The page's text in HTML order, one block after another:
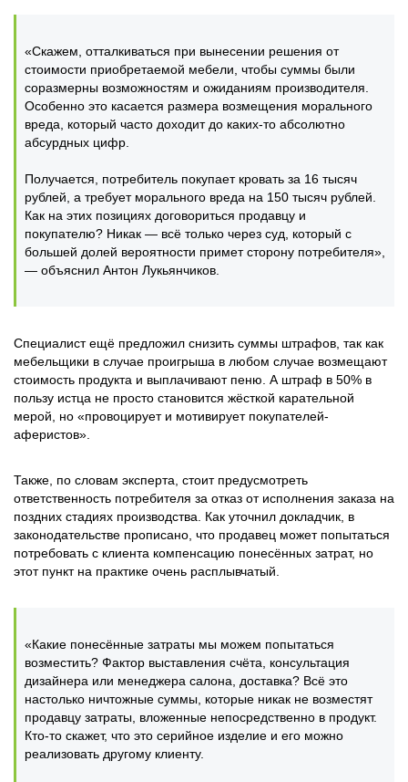
«Скажем, отталкиваться при вынесении решения от
стоимости приобретаемой мебели, чтобы суммы были
соразмерны возможностям и ожиданиям производителя.
Особенно это касается размера возмещения морального
вреда, который часто доходит до каких-то абсолютно
абсурдных цифр.
Получается, потребитель покупает кровать за 16 тысяч
рублей, а требует морального вреда на 150 тысяч рублей.
Как на этих позициях договориться продавцу и
покупателю? Никак — всё только через суд, который с
большей долей вероятности примет сторону потребителя»,
— объяснил Антон Лукьянчиков.
Специалист ещё предложил снизить суммы штрафов, так как
мебельщики в случае проигрыша в любом случае возмещают
стоимость продукта и выплачивают пеню. А штраф в 50% в
пользу истца не просто становится жёсткой карательной
мерой, но «провоцирует и мотивирует покупателей-
аферистов».
Также, по словам эксперта, стоит предусмотреть
ответственность потребителя за отказ от исполнения заказа на
поздних стадиях производства. Как уточнил докладчик, в
законодательстве прописано, что продавец может попытаться
потребовать с клиента компенсацию понесённых затрат, но
этот пункт на практике очень расплывчатый.
«Какие понесённые затраты мы можем попытаться
возместить? Фактор выставления счёта, консультация
дизайнера или менеджера салона, доставка? Всё это
настолько ничтожные суммы, которые никак не возместят
продавцу затраты, вложенные непосредственно в продукт.
Кто-то скажет, что это серийное изделие и его можно
реализовать другому клиенту.